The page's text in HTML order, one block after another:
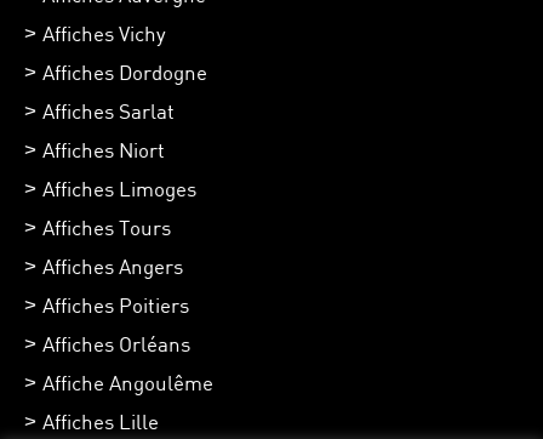
Affiches Vichy
Affiches Dordogne
Affiches Sarlat
Affiches Niort
Affiches Limoges
Affiches Tours
Affiches Angers
Affiches Poitiers
Affiches Orléans
Affiche Angoulême
Affiches Lille